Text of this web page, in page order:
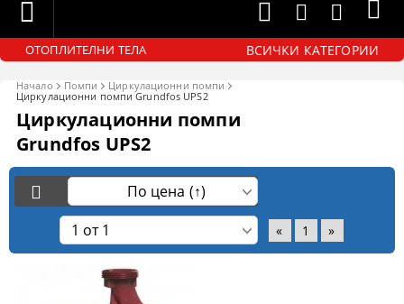
ОТОПЛИТЕЛНИ ТЕЛА ВСИЧКИ КАТЕГОРИИ
Начало Помпи
Циркулационни помпи
Циркулационни помпи Grundfos UPS2
Циркулационни помпи
Grundfos UPS2
« 1 »